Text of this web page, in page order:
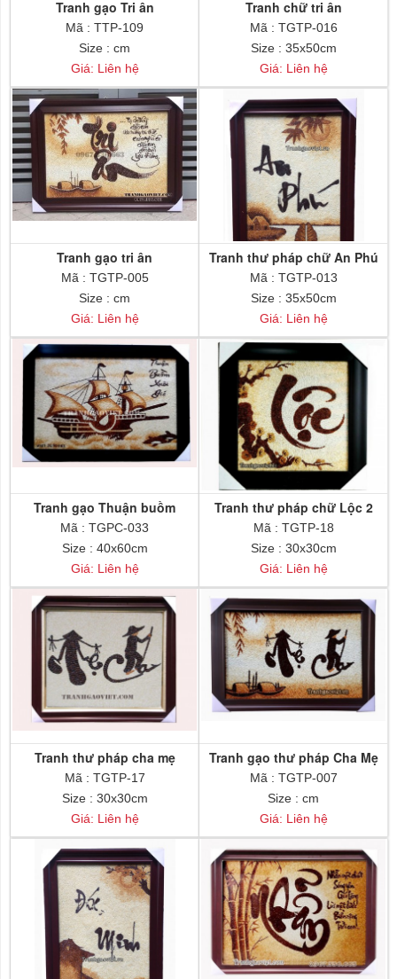
Tranh gạo Tri ân
Mã : TTP-109
Size : cm
Giá: Liên hệ
Tranh chữ tri ân
Mã : TGTP-016
Size : 35x50cm
Giá: Liên hệ
Tranh gạo tri ân
Mã : TGTP-005
Size : cm
Giá: Liên hệ
Tranh thư pháp chữ An Phú
Mã : TGTP-013
Size : 35x50cm
Giá: Liên hệ
Tranh gạo Thuận buồm
xuôi gió
Mã : TGPC-033
Size : 40x60cm
Giá: Liên hệ
Tranh thư pháp chữ Lộc 2
Mã : TGTP-18
Size : 30x30cm
Giá: Liên hệ
Tranh thư pháp cha mẹ
Mã : TGTP-17
Size : 30x30cm
Giá: Liên hệ
Tranh gạo thư pháp Cha Mẹ
Mã : TGTP-007
Size : cm
Giá: Liên hệ